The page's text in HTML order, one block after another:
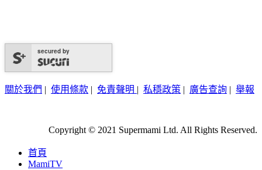
secured by
關於我們 | 使用條款 | 免責聲明 | 私穩政策 | 廣告查詢 | 舉報
Copyright © 2021 Supermami Ltd. All Rights Reserved.
首頁
MamiTV